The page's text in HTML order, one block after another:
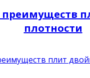
плит